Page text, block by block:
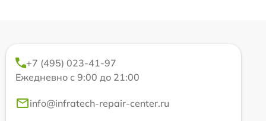
+7 (495) 023-41-97
Ежедневно с 9:00 до 21:00
info@infratech-repair-center.ru